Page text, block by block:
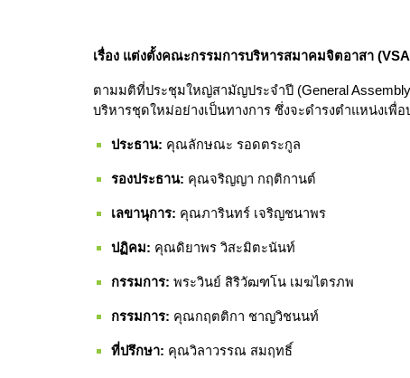
เรื่อง แต่งตั้งคณะกรรมการบริหารสมาคมจิตอาสา
ตามมติที่ประชุมใหญ่สามัญประจำปี (General
บริหารชุดใหม่อย่างเป็นทางการ ซึ่งจะดำรงตำแหน่งเพื่
ประธาน: คุณลักษณะ รอดตระกูล
รองประธาน: คุณจริญญา กฤติกานต์
เลขานุการ: คุณภารินทร์ เจริญชนาพร
ปฏิคม: คุณดิยาพร วิสะมิตะนันท์
กรรมการ: พระวินย์ สิริวัฒฑโน เมฆไตรภพ
กรรมการ: คุณกฤตติกา ชาญวิชนนท์
ที่ปรึกษา: คุณวิลาวรรณ สมฤทธิ์